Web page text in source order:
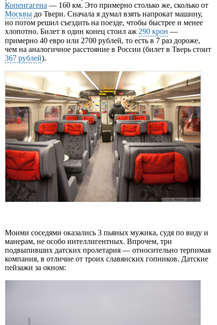
Копенгагена — 160 км. Это примерно столько же, сколько от
Москвы до Твери. Сначала я думал взять напрокат машину,
но потом решил съездить на поезде, чтобы быстрее и менее
хлопотно. Билет в один конец стоил аж 290 крон —
примерно 40 евро или 2700 рублей, то есть в 7 раз дороже,
чем на аналогичное расстояние в России (билет в Тверь стоит
367 рублей).
Моими соседями оказались 3 пьяных мужика, судя по виду и
манерам, не особо интеллигентных. Впрочем, три
подвыпивших датских пролетария — относительно терпимая
компания, в отличие от троих славянских гопников. Датские
пейзажи за окном: